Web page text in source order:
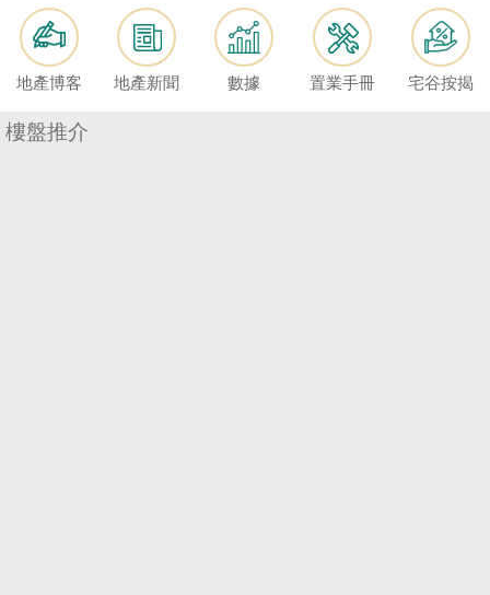
按
揭
地
產
地產博客 地產新聞 數據 置業手冊 宅谷按揭
樓盤推介